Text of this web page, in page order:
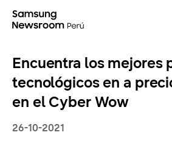
Encuentra los mejores
tecnológicos en a
en el Cyber Wow
26-10-2021